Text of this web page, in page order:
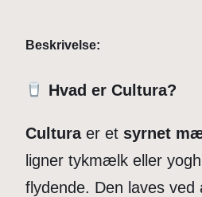
Beskrivelse:
Hvad er Cultura?
Culturaer et syrnet
ligner tykmælk eller
flydende. Den laves